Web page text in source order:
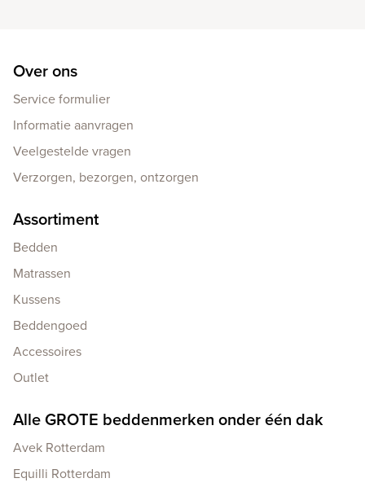
Over ons
Service formulier
Informatie aanvragen
Veelgestelde vragen
Verzorgen, bezorgen, ontzorgen
Assortiment
Bedden
Matrassen
Kussens
Beddengoed
Accessoires
Outlet
Alle GROTE beddenmerken onder één dak
Avek Rotterdam
Equilli Rotterdam